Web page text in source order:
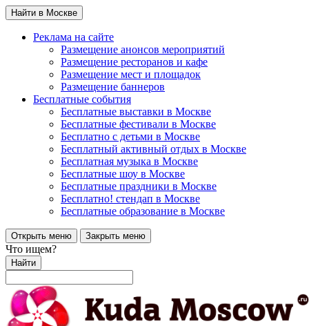
Найти в Москве
Реклама на сайте
Размещение анонсов мероприятий
Размещение ресторанов и кафе
Размещение мест и площадок
Размещение баннеров
Бесплатные события
Бесплатные выставки в Москве
Бесплатные фестивали в Москве
Бесплатно с детьми в Москве
Бесплатный активный отдых в Москве
Бесплатная музыка в Москве
Бесплатные шоу в Москве
Бесплатные праздники в Москве
Бесплатно! стендап в Москве
Бесплатные образование в Москве
Открыть меню Закрыть меню
Что ищем?
Найти